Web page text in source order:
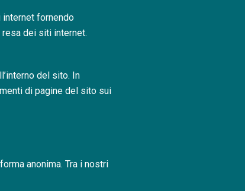
internet fornendo
dei siti internet.
del sito. In
di pagine del sito sui
anonima. Tra i nostri